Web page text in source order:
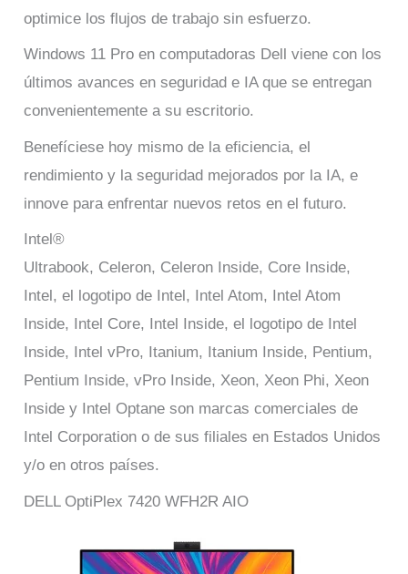
optimice los flujos de trabajo sin esfuerzo.
Windows 11 Pro en computadoras Dell viene con los
últimos avances en seguridad e IA que se entregan
convenientemente a su escritorio.
Benefíciese hoy mismo de la eficiencia, el
rendimiento y la seguridad mejorados por la IA, e
innove para enfrentar nuevos retos en el futuro.
Intel®
Ultrabook, Celeron, Celeron Inside, Core Inside,
Intel, el logotipo de Intel, Intel Atom, Intel Atom
Inside, Intel Core, Intel Inside, el logotipo de Intel
Inside, Intel vPro, Itanium, Itanium Inside, Pentium,
Pentium Inside, vPro Inside, Xeon, Xeon Phi, Xeon
Inside y Intel Optane son marcas comerciales de
Intel Corporation o de sus filiales en Estados Unidos
y/o en otros países.
DELL OptiPlex 7420 WFH2R AIO